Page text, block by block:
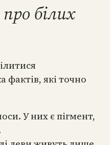
білих
фактів, які точно
У них є пігмент,